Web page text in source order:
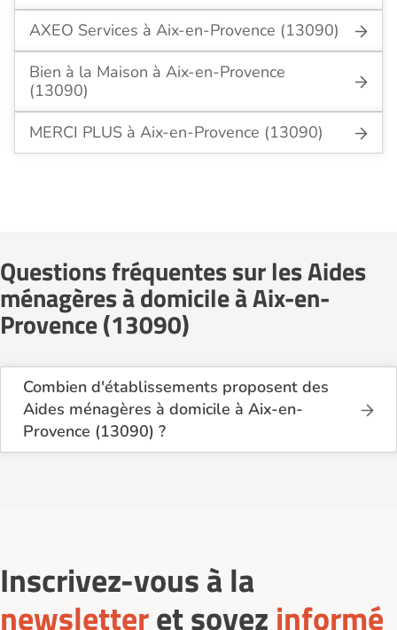
AXEO Services à Aix-en-Provence (13090)
Bien à la Maison à Aix-en-Provence
(13090)
MERCI PLUS à Aix-en-Provence (13090)
Questions fréquentes sur les Aides
ménagères à domicile à Aix-en-
Provence (13090)
Combien d'établissements proposent des
Aides ménagères à domicile à Aix-en-
Provence (13090) ?
Sur le site Logement-seniors.com, on recense
Inscrivez-vous à la
newsletteret soyez informé